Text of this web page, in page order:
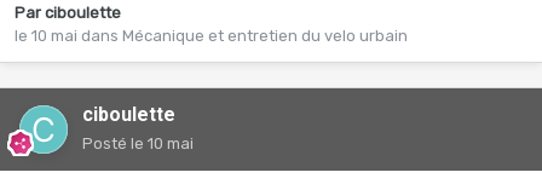
Par ciboulette
le 10 mai dans Mécanique et entretien du velo urbain
ciboulette
Posté le 10 mai